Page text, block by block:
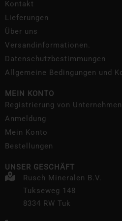
Kontakt
Lieferungen
Über uns
Versandinformationen.
Datenschutzbestimmungen
Allgemeine Bedingungen und
MEIN KONTO
Registrierung von Unternehmen
Anmeldung
Mein Konto
Bestellungen
UNSER GESCHÄFT
Rusch Mineralen B.V.
Tukseweg 148
8334 RW Tuk